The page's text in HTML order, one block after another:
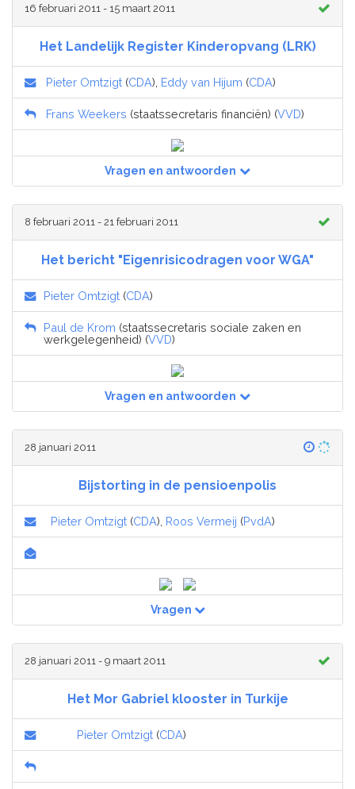
16 februari 2011 - 15 maart 2011
Het Landelijk Register Kinderopvang (LRK)
Pieter Omtzigt (CDA), Eddy van Hijum (CDA)
Frans Weekers (staatssecretaris financiën) (VVD)
Vragen en antwoorden
8 februari 2011 - 21 februari 2011
Het bericht "Eigenrisicodragen voor WGA"
Pieter Omtzigt (CDA)
Paul de Krom (staatssecretaris sociale zaken en
werkgelegenheid) (VVD)
Vragen en antwoorden
28 januari 2011
Bijstorting in de pensioenpolis
Pieter Omtzigt (CDA), Roos Vermeij (PvdA)
Vragen
28 januari 2011 - 9 maart 2011
Het Mor Gabriel klooster in Turkije
Pieter Omtzigt (CDA)